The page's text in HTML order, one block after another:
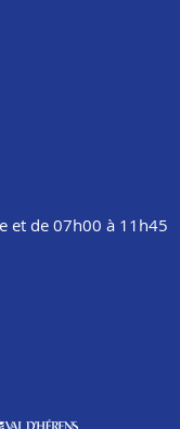
et de 07h00 à 11h45